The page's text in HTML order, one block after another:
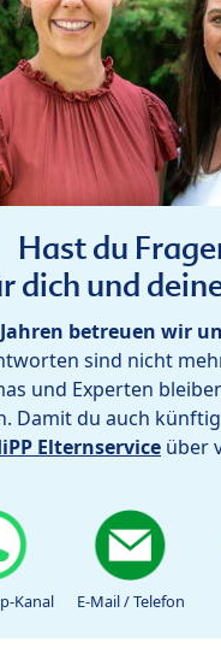
Hast du
dich und
betreuen wir
sind nicht
und Experten
Damit du auch
Elternservice über
Kanal E-Mail / Telefon